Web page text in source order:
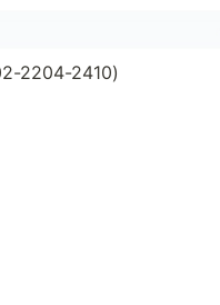
2204-2410)